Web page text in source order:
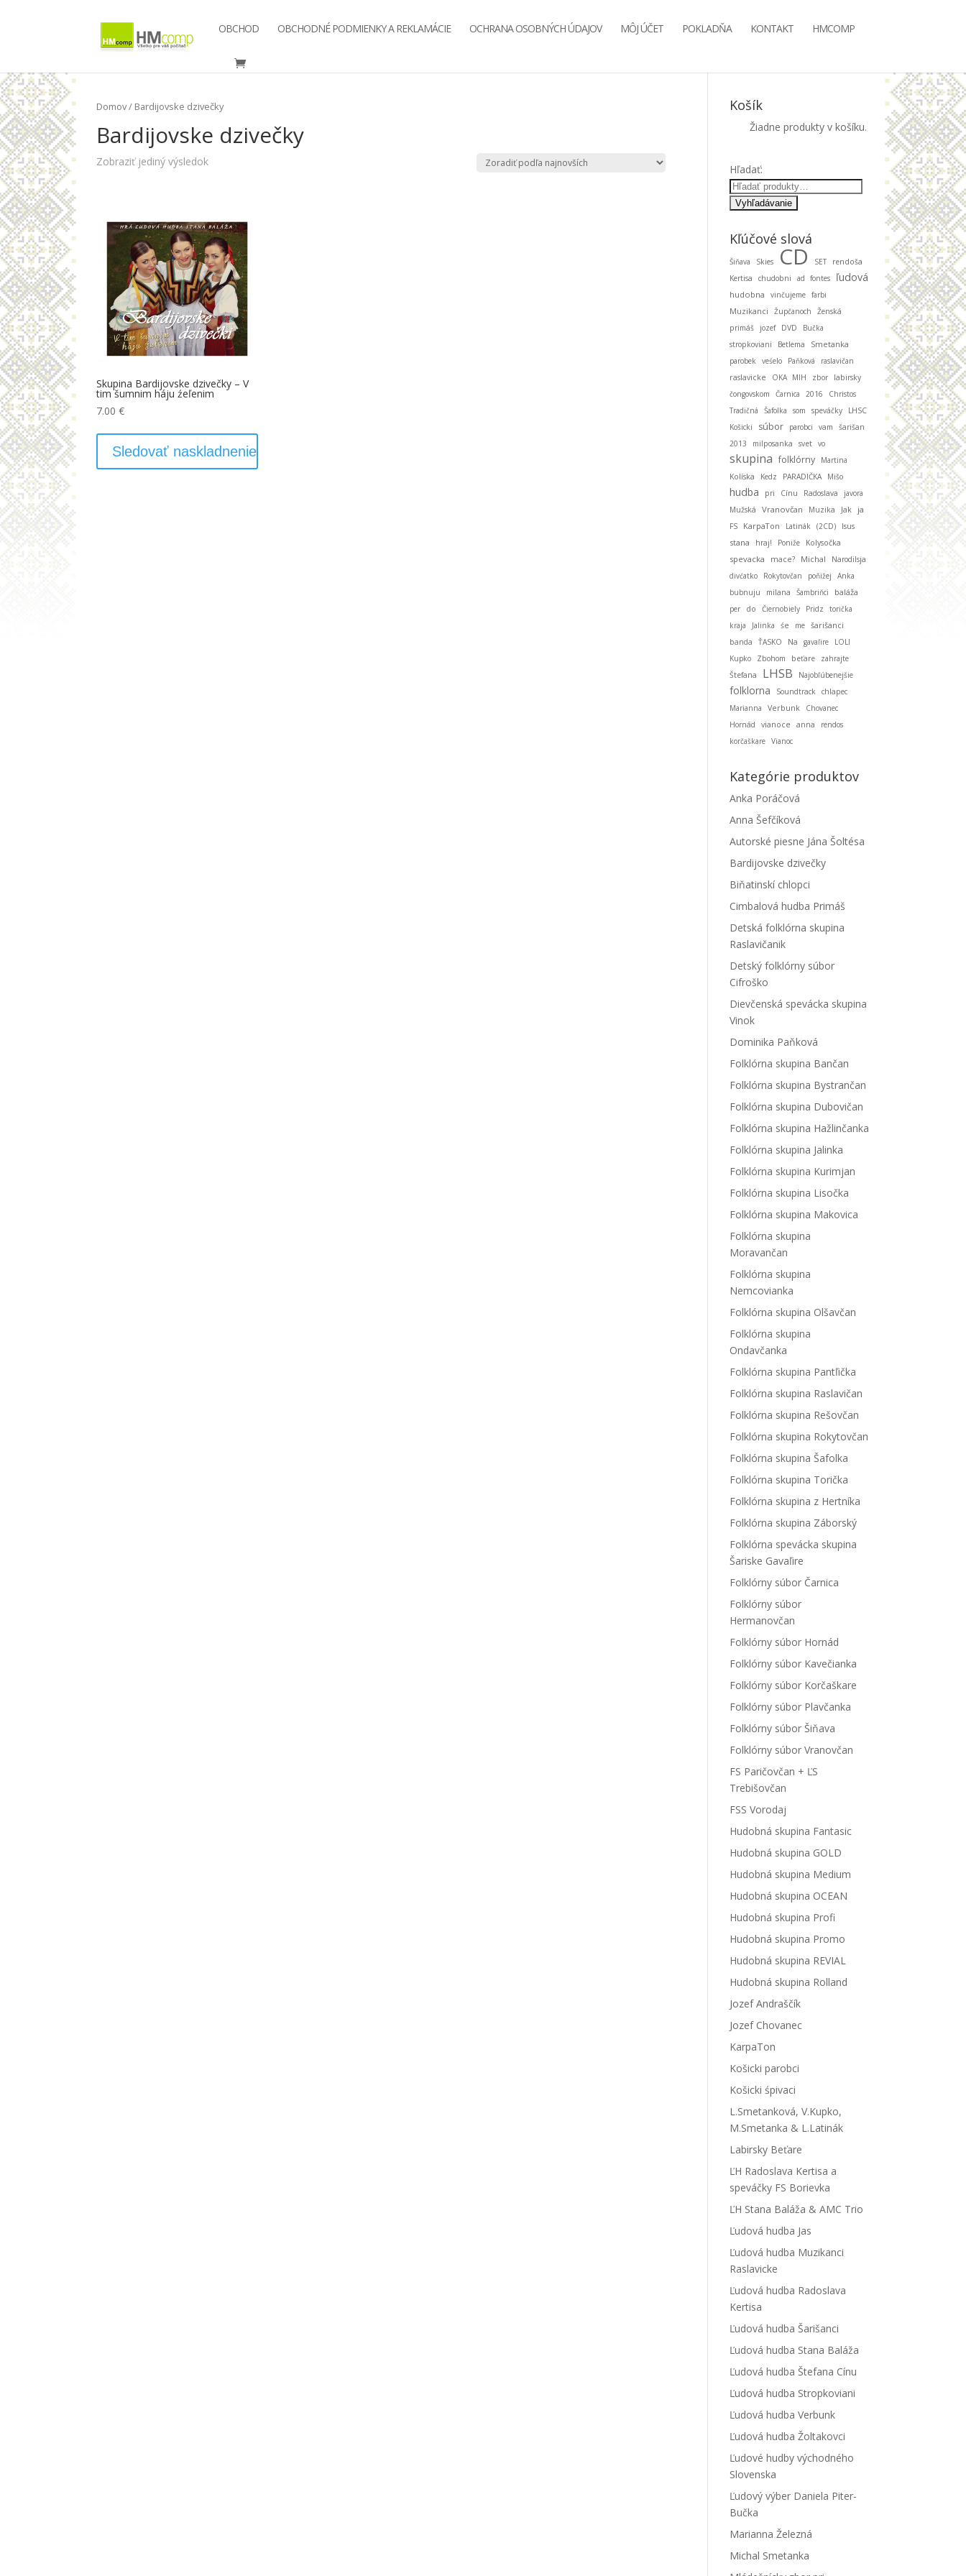
OBCHOD OBCHODNÉ PODMIENKY A REKLAMÁCIE OCHRANA OSOBNÝCH ÚDAJOV MÔJ ÚČET POKLADŇA KONTAKT HMCOMP
Domov/ Bardijovske dzivečky
Bardijovske dzivečky
Zobraziť jediný výsledok
Skupina Bardijovske dzivečky – V
tim šumnim háju źeľenim
7.00€
Sledovať naskladnenie
Košík
Žiadne produkty v košíku.
Hľadať:
Kľúčové slová
Šiňava Skies CD SET
rendoša
Kertisa
chudobni ad fontes ľudová
hudobna vinčujeme farbi
Muzikanci Župčanoch
Ženská
primáš
jozef DVD
Bučka
stropkoviani
Betlema Smetanka
parobek veśelo Paňková
raslavičan
raslavicke
OKA MIH zbor
labirsky
čongovskom
Čarnica 2016
Christos
Tradičná
Šafolka som speváčky
LHSC
Košicki
súbor parobci vam
šarišan
2013
milposanka svet vo
skupina folklórny
Martina
Kolíska
Kedz PARADIČKA Mišo
hudba pri Cínu Radoslava
javora
Mužská
Vranovčan Muzika Jak ja
FS KarpaTon Latinák (2CD) Isus
stana hraj! Poniže Kolysočka
spevacka mace? Michal
Narodilsja
divćatko
Rokytovčan poňižej
Anka
bubnuju
milana Šambriňci baláža
per do Čiernobiely Pridz
torička
kraja
Jalinka śe me šarišanci
banda
ŤASKO Na gavaľire
LOLI
Kupko
Zbohom beťare
zahrajte
Štefana
LHSB Najobľúbenejšie
folklorna Soundtrack chlapec
Marianna
Verbunk
Chovanec
Hornád
vianoce anna
rendos
korčaškare Vianoc
Kategórie produktov
Anka Poráčová
Anna Šefčíková
Autorské piesne Jána Šoltésa
Bardijovske dzivečky
Biňatinskí chlopci
Cimbalová hudba Primáš
Detská folklórna skupina
Raslavičanik
Detský folklórny súbor
Cifroško
Dievčenská spevácka skupina
Vinok
Dominika Paňková
Folklórna skupina Bančan
Folklórna skupina Bystrančan
Folklórna skupina Dubovičan
Folklórna skupina Hažlinčanka
Folklórna skupina Jalinka
Folklórna skupina Kurimjan
Folklórna skupina Lisočka
Folklórna skupina Makovica
Folklórna skupina
Moravančan
Folklórna skupina
Nemcovianka
Folklórna skupina Olšavčan
Folklórna skupina
Ondavčanka
Folklórna skupina Pantľička
Folklórna skupina Raslavičan
Folklórna skupina Rešovčan
Folklórna skupina Rokytovčan
Folklórna skupina Šafolka
Folklórna skupina Torička
Folklórna skupina z Hertníka
Folklórna skupina Záborský
Folklórna spevácka skupina
Šariske Gavaľire
Folklórny súbor Čarnica
Folklórny súbor
Hermanovčan
Folklórny súbor Hornád
Folklórny súbor Kavečianka
Folklórny súbor Korčaškare
Folklórny súbor Plavčanka
Folklórny súbor Šiňava
Folklórny súbor Vranovčan
FS Paričovčan + ĽS
Trebišovčan
FSS Vorodaj
Hudobná skupina Fantasic
Hudobná skupina GOLD
Hudobná skupina Medium
Hudobná skupina OCEAN
Hudobná skupina Profi
Hudobná skupina Promo
Hudobná skupina REVIAL
Hudobná skupina Rolland
Jozef Andraščík
Jozef Chovanec
KarpaTon
Košicki parobci
Košicki śpivaci
L.Smetanková, V.Kupko,
M.Smetanka & L.Latinák
Labirsky Beťare
ĽH Radoslava Kertisa a
speváčky FS Borievka
ĽH Stana Baláža & AMC Trio
Ľudová hudba Jas
Ľudová hudba Muzikanci
Raslavicke
Ľudová hudba Radoslava
Kertisa
Ľudová hudba Šarišanci
Ľudová hudba Stana Baláža
Ľudová hudba Štefana Cínu
Ľudová hudba Stropkoviani
Ľudová hudba Verbunk
Ľudová hudba Žoltakovci
Ľudové hudby východného
Slovenska
Ľudový výber Daniela Piter-
Bučka
Marianna Železná
Michal Smetanka